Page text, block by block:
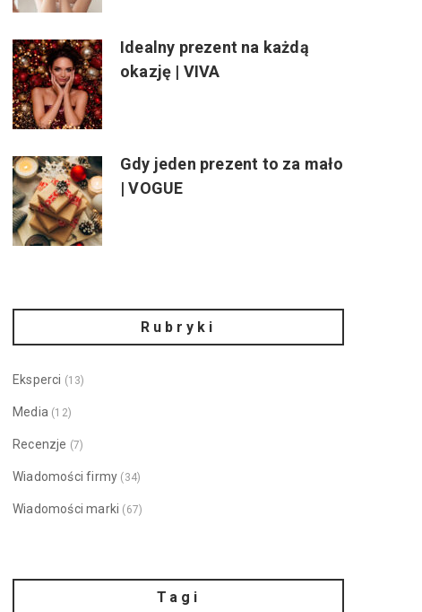
Idealny prezent na każdą
okazję | VIVA
Gdy jeden prezent to za mało
| VOGUE
Rubryki
Eksperci (13)
Media (12)
Recenzje (7)
Wiadomości firmy (34)
Wiadomości marki (67)
Tagi